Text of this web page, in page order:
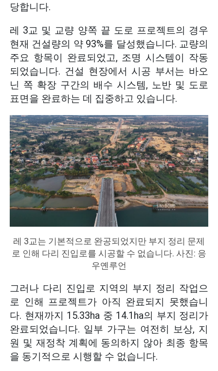
당합니다.
레 3교 및 교량 양쪽 끝 도로 프로젝트의 경우
현재 건설량의 약 93%를 달성했습니다. 교량의
주요 항목이 완료되었고, 조명 시스템이 작동
되었습니다. 건설 현장에서 시공 부서는 바오
닌 쪽 확장 구간의 배수 시스템, 노반 및 도로
표면을 완료하는 데 집중하고 있습니다.
레 3교는 기본적으로 완공되었지만 부지 정리 문제
로 인해 다리 진입로를 시공할 수 없습니다. 사진: 응
우옌루언
그러나 다리 진입로 지역의 부지 정리 작업으
로 인해 프로젝트가 아직 완료되지 못했습니
다. 현재까지 15.33ha 중 14.1ha의 부지 정리가
완료되었습니다. 일부 가구는 여전히 보상, 지
원 및 재정착 계획에 동의하지 않아 최종 항목
을 동기적으로 시행할 수 없습니다.